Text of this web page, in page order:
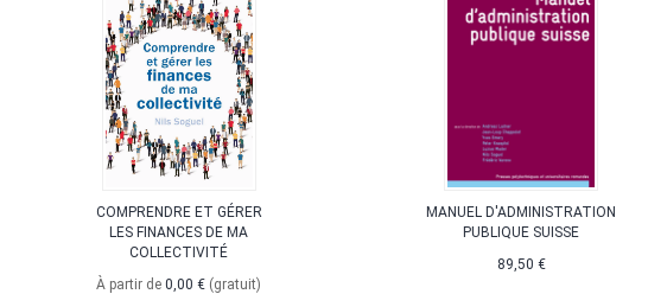
COMPRENDRE ET GÉRER
LES FINANCES DE MA
COLLECTIVITÉ
À partir de0,00 € (gratuit)
MANUEL D'ADMINISTRATION
PUBLIQUE SUISSE
89,50 €